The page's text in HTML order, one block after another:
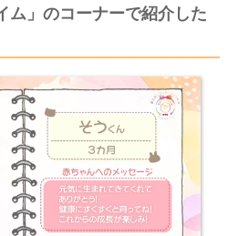
ム」のコーナーで紹介した